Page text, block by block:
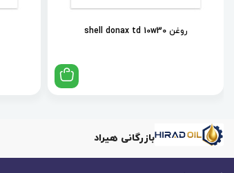
روغن shell donax td 10w30
بازرگانی هیراد